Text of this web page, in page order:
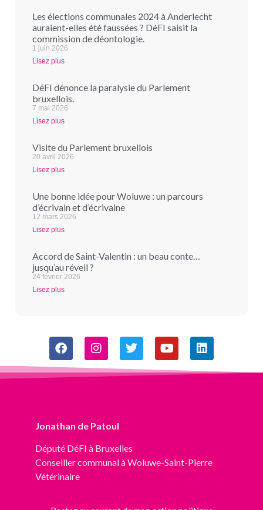
Les élections communales 2024 à Anderlecht
auraient-elles été faussées ? DéFI saisit la
commission de déontologie.
1 juin 2026
Lisez plus
DéFI dénonce la paralysie du Parlement
bruxellois.
7 mai 2026
Lisez plus
Visite du Parlement bruxellois
20 avril 2026
Lisez plus
Une bonne idée pour Woluwe : un parcours
d’écrivain et d’écrivaine
12 mars 2026
Lisez plus
Accord de Saint-Valentin : un beau conte…
jusqu’au réveil ?
24 février 2026
Lisez plus
Jonathan de Patoul
Député DéFI à Bruxelles
Conseiller communal à Woluwe-Saint-Pierre
Vétérinaire